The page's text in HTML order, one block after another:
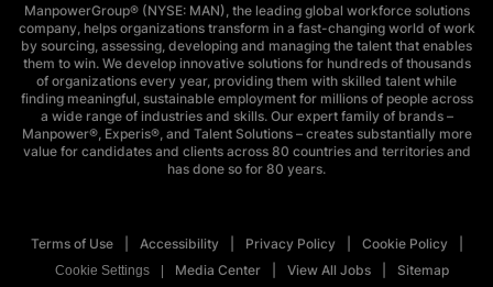
ManpowerGroup® (NYSE: MAN), the leading global workforce solutions
company, helps organizations transform in a fast-changing world of work
by sourcing, assessing, developing and managing the talent that enables
them to win. We develop innovative solutions for hundreds of thousands
of organizations every year, providing them with skilled talent while
finding meaningful, sustainable employment for millions of people across
a wide range of industries and skills. Our expert family of brands –
Manpower®, Experis®, and Talent Solutions – creates substantially more
value for candidates and clients across 80 countries and territories and
has done so for 80 years.
Terms of Use Accessibility Privacy Policy Cookie Policy
Cookie Settings Media Center View All Jobs Sitemap